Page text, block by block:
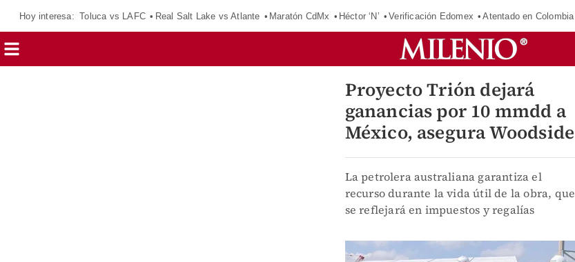
Hoy interesa: Toluca vs LAFC Real Salt Lake vs Atlante Maratón CdMx Héctor ‘N’ Verificación Edomex Atentado en Colombia
Proyecto Trión dejará
ganancias por 10 mmdd a
México, asegura Woodside
La petrolera australiana garantiza el
recurso durante la vida útil de la obra, que
se reflejará en impuestos y regalías